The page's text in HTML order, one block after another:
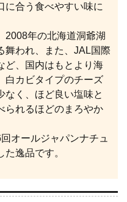
に合う食べやすい味に
2008年の北海道洞爺湖
舞われ、また、JAL国際
ど、国内はもとより海
白カビタイプのチーズ
なく、ほど良い塩味と
られるほどのまろやか
オールジャパンナチュ
逸品です。